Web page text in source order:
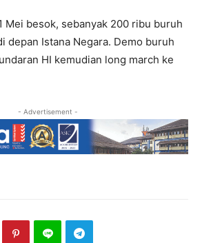
Mei besok, sebanyak 200 ribu buruh
depan Istana Negara. Demo buruh
HI kemudian long march ke
- Advertisement -